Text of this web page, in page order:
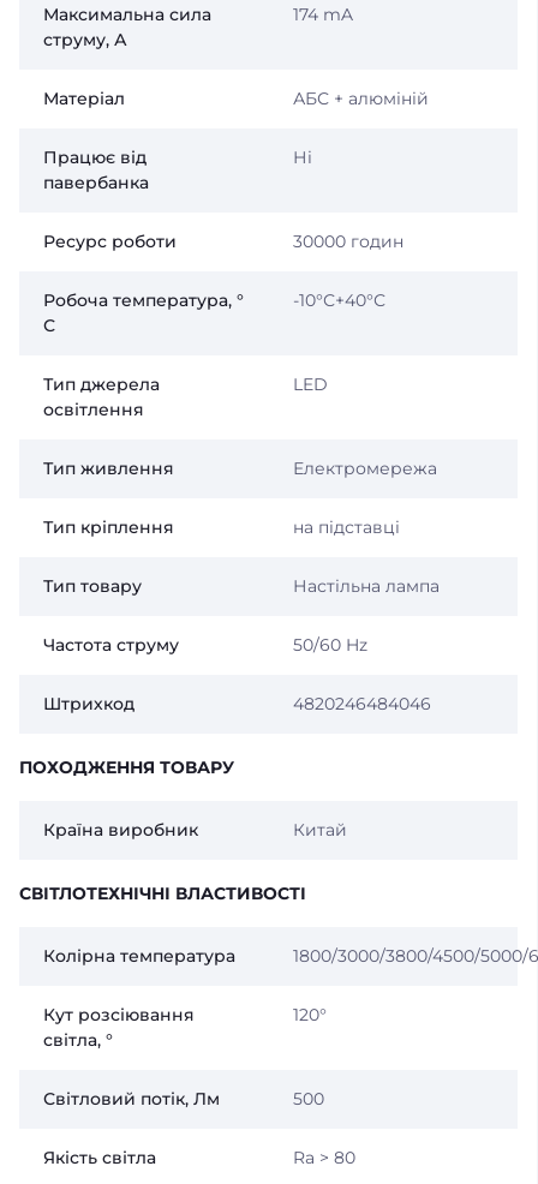
Максимальна сила
струму, А
174 mA
Матеріал АБС + алюміній
Працює від
павербанка
Ні
Ресурс роботи 30000 годин
Робоча температура, °
С
-10°С+40°С
Тип джерела
освітлення
LED
Тип живлення Електромережа
Тип кріплення на підставці
Тип товару Настільна лампа
Частота струму 50/60 Hz
Штрихкод 4820246484046
ПОХОДЖЕННЯ ТОВАРУ
Країна виробник Китай
СВІТЛОТЕХНІЧНІ ВЛАСТИВОСТІ
Колірна температура 1800/3000/3800/4500/5000/
Кут розсіювання
світла, °
120°
Світловий потік, Лм 500
Якість світла Ra > 80